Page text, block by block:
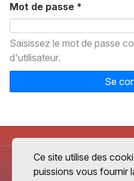
Mot de passe *
Saisissez le mot de passe
d'utilisateur.
Se
Ce site utilise des
puissions vous fournir